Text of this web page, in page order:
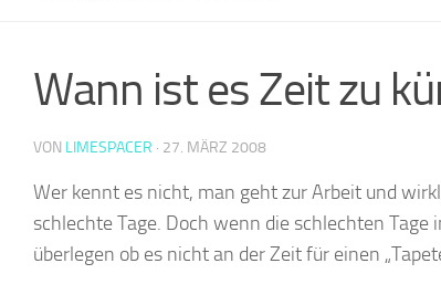
Wann ist es Zeit zu
VON LIMESPACER · 27. MÄRZ 2008
Wer kennt es nicht, man geht zur Arbeit und
schlechte Tage. Doch wenn die schlechten
überlegen ob es nicht an der Zeit für einen